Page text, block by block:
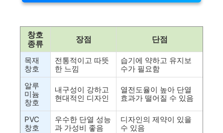
창호
종류
장점 단점
목재
창호
전통적이고 따뜻
한 느낌
습기에 약하고 유지보
수가 필요함
알루
미늄
창호
내구성이 강하고
현대적인 디자인
열전도율이 높아 단열
효과가 떨어질 수 있음
PVC
창호
우수한 단열 성능
과 가성비 좋음
디자인의 제약이 있을
수 있음